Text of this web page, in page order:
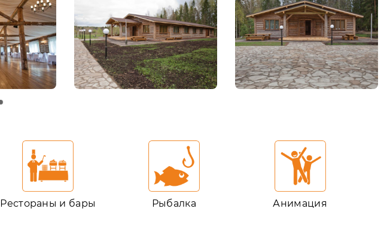
Рестораны и бары Рыбалка Анимация